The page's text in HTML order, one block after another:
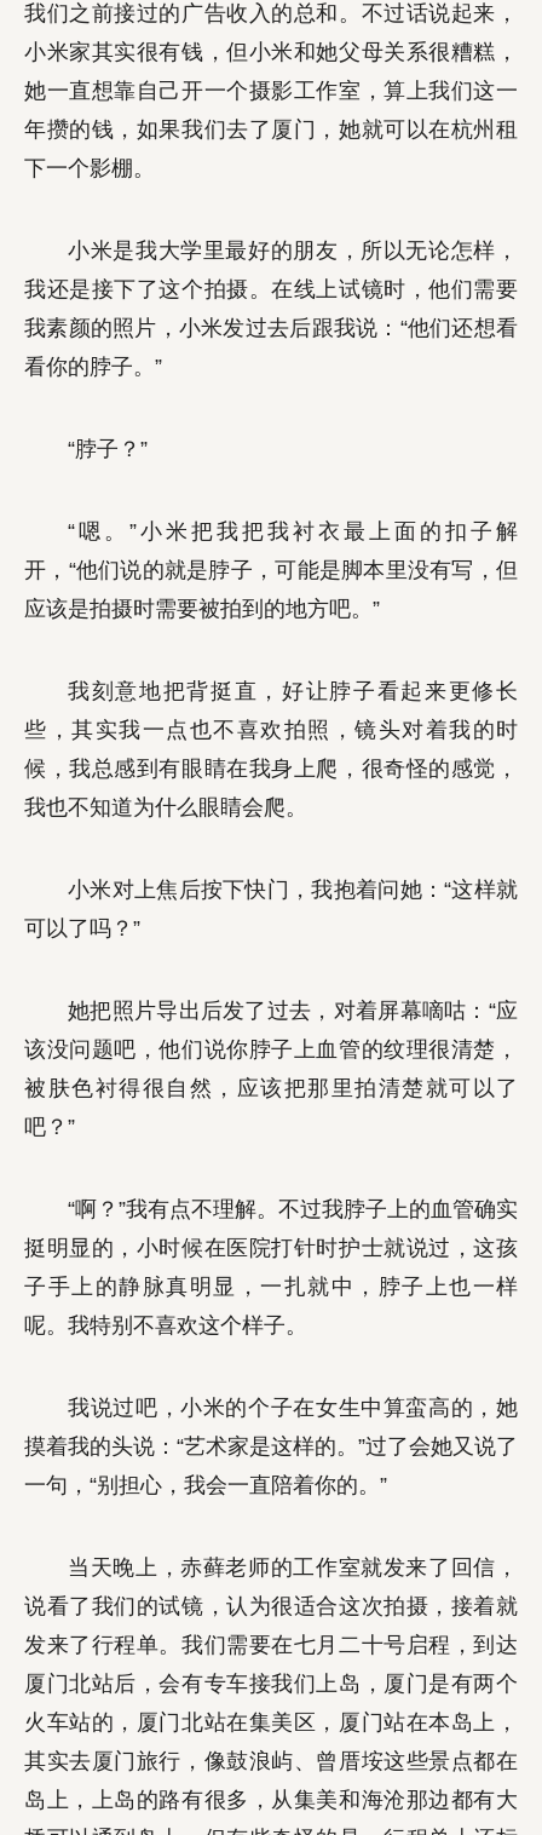
我们之前接过的广告收入的总和。不过话说起来，
小米家其实很有钱，但小米和她父母关系很糟糕，
她一直想靠自己开一个摄影工作室，算上我们这一
年攒的钱，如果我们去了厦门，她就可以在杭州租
下一个影棚。
小米是我大学里最好的朋友，所以无论怎样，
我还是接下了这个拍摄。在线上试镜时，他们需要
我素颜的照片，小米发过去后跟我说：“他们还想看
看你的脖子。”
“脖子？”
“嗯。”小米把我把我衬衣最上面的扣子解
开，“他们说的就是脖子，可能是脚本里没有写，但
应该是拍摄时需要被拍到的地方吧。”
我刻意地把背挺直，好让脖子看起来更修长
些，其实我一点也不喜欢拍照，镜头对着我的时
候，我总感到有眼睛在我身上爬，很奇怪的感觉，
我也不知道为什么眼睛会爬。
小米对上焦后按下快门，我抱着问她：“这样就
可以了吗？”
她把照片导出后发了过去，对着屏幕嘀咕：“应
该没问题吧，他们说你脖子上血管的纹理很清楚，
被肤色衬得很自然，应该把那里拍清楚就可以了
吧？”
“啊？”我有点不理解。不过我脖子上的血管确实
挺明显的，小时候在医院打针时护士就说过，这孩
子手上的静脉真明显，一扎就中，脖子上也一样
呢。我特别不喜欢这个样子。
我说过吧，小米的个子在女生中算蛮高的，她
摸着我的头说：“艺术家是这样的。”过了会她又说了
一句，“别担心，我会一直陪着你的。”
当天晚上，赤藓老师的工作室就发来了回信，
说看了我们的试镜，认为很适合这次拍摄，接着就
发来了行程单。我们需要在七月二十号启程，到达
厦门北站后，会有专车接我们上岛，厦门是有两个
火车站的，厦门北站在集美区，厦门站在本岛上，
其实去厦门旅行，像鼓浪屿、曾厝垵这些景点都在
岛上，上岛的路有很多，从集美和海沧那边都有大